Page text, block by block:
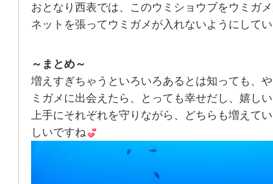
おとなり西表では、このウミショウブをウミガ
ネットを張ってウミガメが入れないようにして
～まとめ～
増えすぎちゃうといろいろあるとは知っても、
ミガメに出会えたら、とっても幸せだし、嬉し
上手にそれぞれを守りながら、どちらも増えて
しいですね